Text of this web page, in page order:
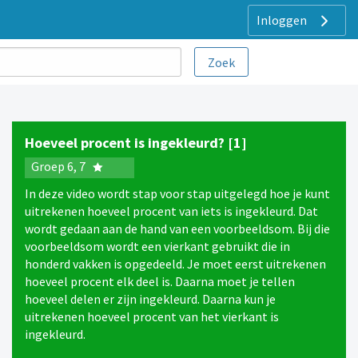
Inloggen
Hoeveel procent is ingekleurd? [1]
Groep 6, 7
In deze video wordt stap voor stap uitgelegd hoe je kunt
uitrekenen hoeveel procent van iets is ingekleurd. Dat
wordt gedaan aan de hand van een voorbeeldsom. Bij die
voorbeeldsom wordt een vierkant gebruikt die in
honderd vakken is opgedeeld. Je moet eerst uitrekenen
hoeveel procent elk deel is. Daarna moet je tellen
hoeveel delen er zijn ingekleurd. Daarna kun je
uitrekenen hoeveel procent van het vierkant is
ingekleurd.